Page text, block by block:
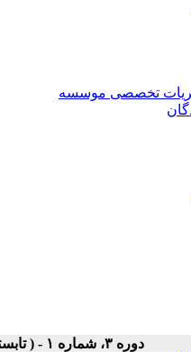
تخصصی موسسه
دوره ۳، شماره ۱ - ( تابستان ۱۳۶۸ )